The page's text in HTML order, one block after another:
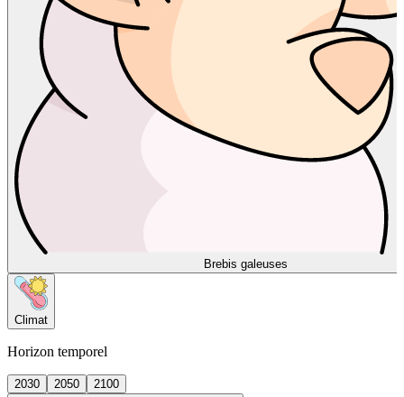
Brebis galeuses
Climat
Horizon temporel
2030 2050
2100